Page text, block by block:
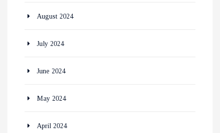
August 2024
July 2024
June 2024
May 2024
April 2024